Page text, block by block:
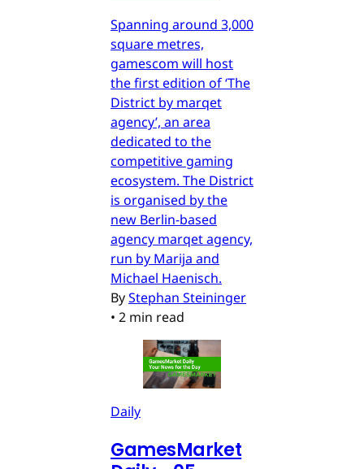
Spanning around 3,000
square metres,
gamescom will host
the first edition of ‘The
District by marqet
agency’, an area
dedicated to the
competitive gaming
ecosystem. The District
is organised by the
new Berlin-based
agency marqet agency,
run by Marija and
Michael Haenisch.
ByStephan Steininger
• 2 min read
Daily
GamesMarket